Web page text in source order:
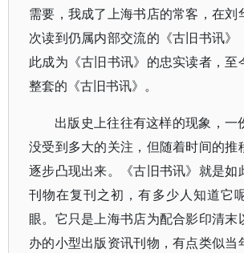
需要，我成了上海书店的常客，在刘
次读到仍属内部交流的《古旧书讯》
此成为《古旧书讯》的忠实读者，至
整套的《古旧书讯》。
出版史上往往有这样的现象，一
没受到多大的关注，但随着时间的推
逐步凸现出来。《古旧书讯》就是如
刊物在复刊之初，有多少人知道它
眼。它只是上海书店为配合影印清末
办的小型出版资讯刊物，有点类似当